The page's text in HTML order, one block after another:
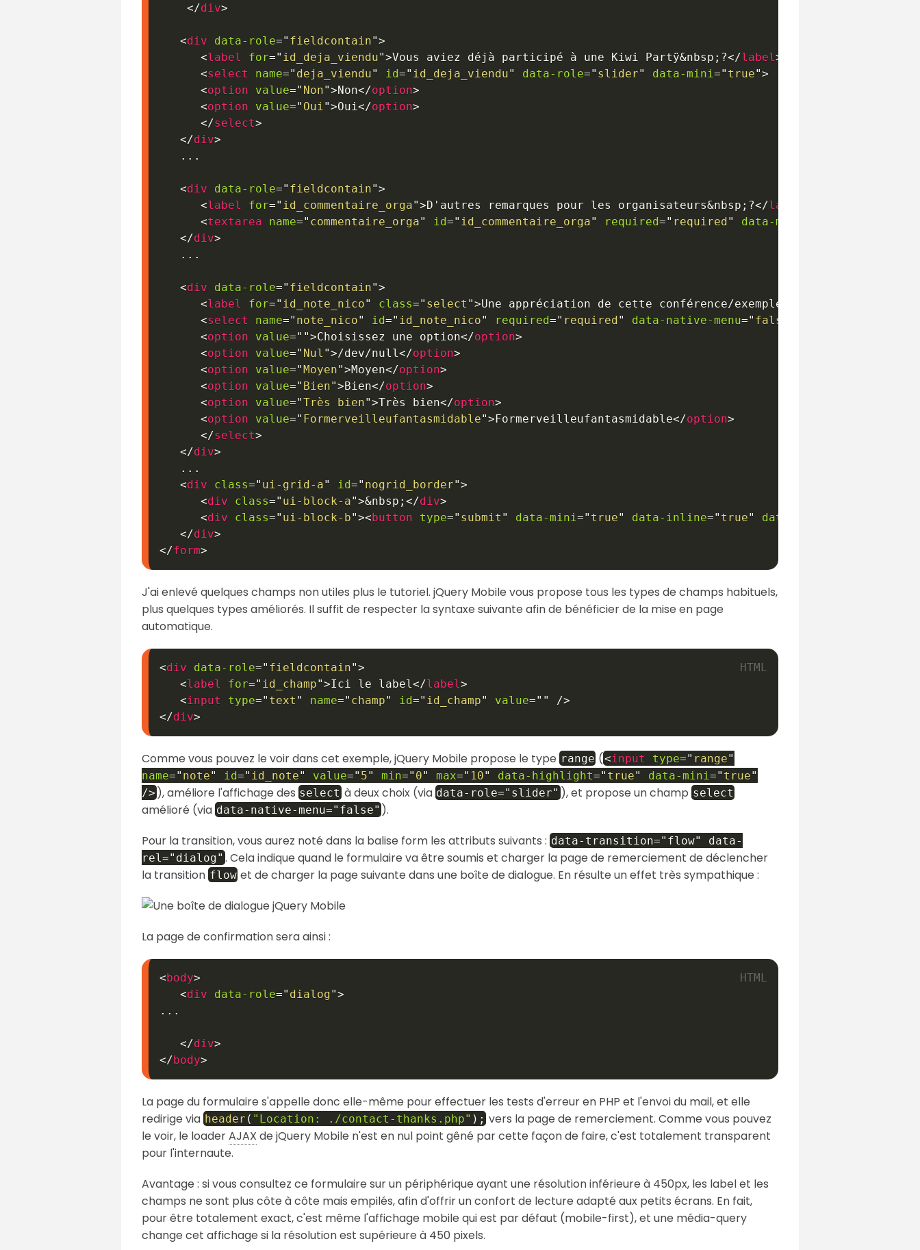
</div>
<div data-role=" fieldcontain">
<label for=" id_deja_viendu">Vous aviez déjà participé à une Kiwi Partÿ&nbsp; ?</label >
<select name=" deja_viendu" id=" id_deja_viendu" data-role=" slider" data-mini =" true">
<option value=" Non">Non</option>
<option value=" Oui ">Oui </option>
</select>
</div>
   ...
<div data-role=" fieldcontain">
<label for=" id_commentaire_orga">D'autres remarques pour les organisateurs&nbsp; ?</label
<textarea name=" commentaire_orga" id=" id_commentaire_orga" required=" required" data-mini
</div>
   ...
<div data-role=" fieldcontain">
<label for=" id_note_nico" class=" select ">Une appréciation de cette conférence/exemple
<select name=" note_nico" id=" id_note_nico" required=" required" data-native-menu=" false
<option value=" ">Choisissez une option</option>
<option value=" Nul ">/dev/null </option>
<option value="Moyen">Moyen</option>
<option value=" Bien">Bien</option>
<option value="Très bien">Très bien</option>
<option value=" Formerveilleufantasmidable">Formerveilleufantasmidable</option>
</select>
</div>
   ...
<div class=" ui-grid-a" id=" nogrid_border">
<div class=" ui-block-a">&nbsp; </div>
<div class=" ui-block-b"><button type=" submit " data-mini =" true" data-inline=" true" data-theme
</div>
</form>
J'ai enlevé quelques champs non utiles plus le tutoriel. jQuery Mobile vous propose tous les types de champs habituels,
plus quelques types améliorés. Il suffit de respecter la syntaxe suivante afin de bénéficier de la mise en page
automatique.
<div data-role=" fieldcontain">
<label for=" id_champ">Ici le label </label >
<input type=" text " name=" champ" id=" id_champ" value=" "
/>
</div>
Comme vous pouvez le voir dans cet exemple, jQuery Mobile propose le type range (<input type=" range"
name=" note" id=" id_note" value=" 5" min=" 0" max=" 10" data-highlight=" true" data-mini =" true"
/>), améliore l'affichage des selectà deux choix (via data-role="slider" ), et propose un champ select
amélioré (via data-native-menu="false" ).
Pour la transition, vous aurez noté dans la balise form les attributs suivants : data-transition="flow" data-
rel="dialog" . Cela indique quand le formulaire va être soumis et charger la page de remerciement de déclencher
la transition flow et de charger la page suivante dans une boîte de dialogue. En résulte un effet très sympathique :
La page de confirmation sera ainsi :
<body>
<div data-role=" dialog">
...
</div>
</body>
La page du formulaire s'appelle donc elle-même pour effectuer les tests d'erreur en PHP et l'envoi du mail, et elle
redirige via header ( "Location: ./contact-thanks.php" ) ; vers la page de remerciement. Comme vous pouvez
le voir, le loaderAJAX de jQuery Mobile n'est en nul point gêné par cette façon de faire, c'est totalement transparent
pour l'internaute.
Avantage : si vous consultez ce formulaire sur un périphérique ayant une résolution inférieure à 450px, les label et les
champs ne sont plus côte à côte mais empilés, afin d'offrir un confort de lecture adapté aux petits écrans. En fait,
pour être totalement exact, c'est même l'affichage mobile qui est par défaut (mobile-first), et une média-query
change cet affichage si la résolution est supérieure à 450 pixels.